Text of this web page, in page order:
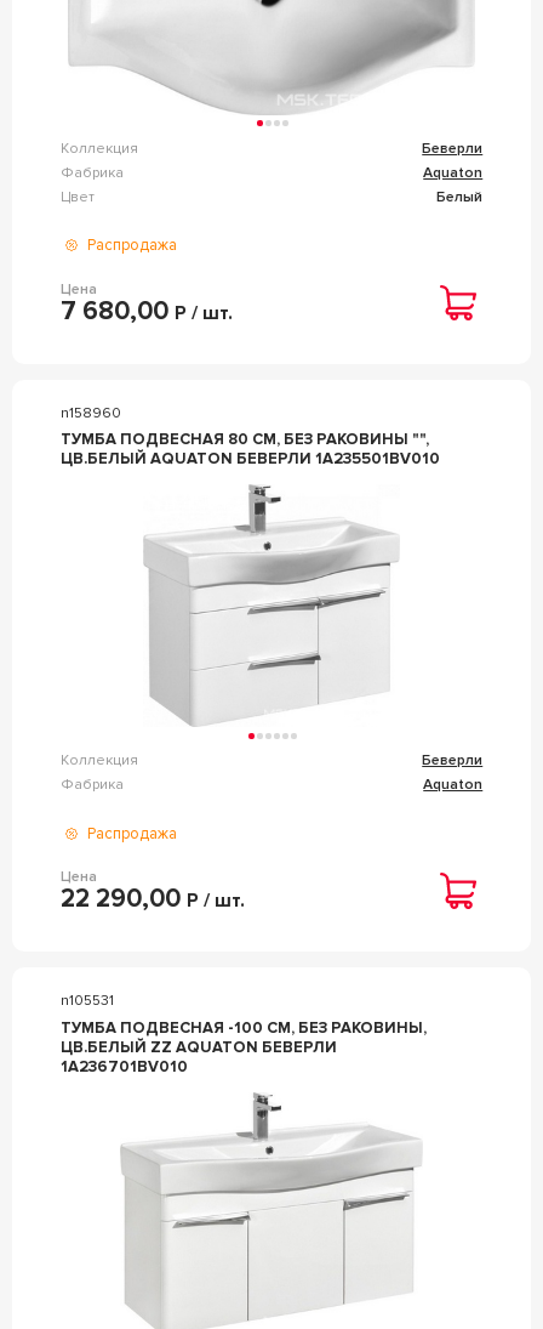
Коллекция
Беверли
Фабрика
Aquaton
Цвет
Белый
Распродажа
Цена
7 680,00 Р / шт.
n158960
ТУМБА ПОДВЕСНАЯ 80 СМ, БЕЗ РАКОВИНЫ "",
ЦВ.БЕЛЫЙ AQUATON БЕВЕРЛИ 1A235501BV010
Коллекция
Беверли
Фабрика
Aquaton
Распродажа
Цена
22 290,00 Р / шт.
n105531
ТУМБА ПОДВЕСНАЯ -100 СМ, БЕЗ РАКОВИНЫ,
ЦВ.БЕЛЫЙ ZZ AQUATON БЕВЕРЛИ
1A236701BV010